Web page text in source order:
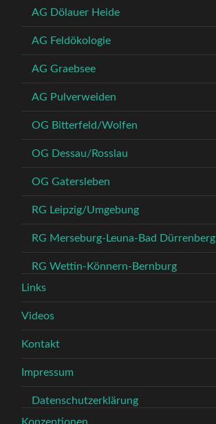
AG Dölauer Heide
AG Feldökologie
AG Graebsee
AG Pulverweiden
OG Bitterfeld/Wolfen
OG Dessau/Rosslau
OG Gatersleben
RG Leipzig/Umgebung
RG Merseburg-Leuna-Bad Dürrenberg
RG Wettin-Könnern-Bernburg
Links
Videos
Kontakt
Impressum
Datenschutzerklärung